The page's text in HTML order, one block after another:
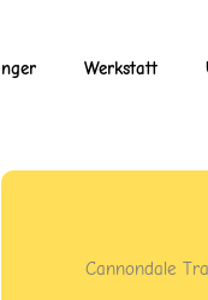
Werkstatt
Cannondale